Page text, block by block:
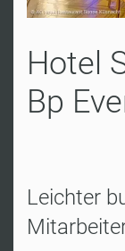
Hotel
Bp
Leichter